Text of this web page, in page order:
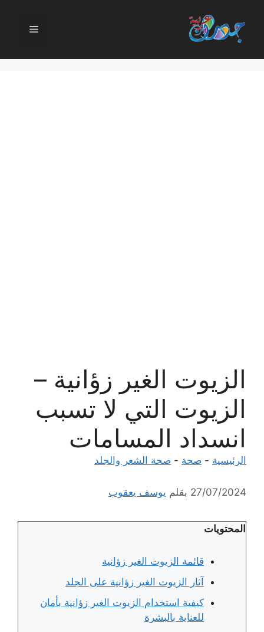
المحتوى
القائمة
الزيوت الغير زؤانية –
الزيوت التي لا تسبب
انسداد المسامات
الرئيسية - صحة - صحة الشعر والجلد
27/07/2024 بقلم يوسف يعقوب
المحتويات
قائمة الزيوت الغير زؤانية
آثار الزيوت الغير زؤانية على الجلد
كيفية استخدام الزيوت الغير زؤانية بأمان
للعناية بالبشرة